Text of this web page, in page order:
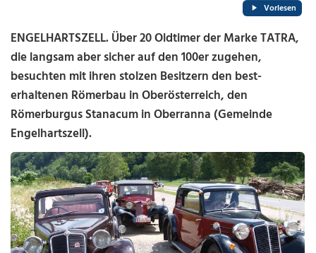
Vorlesen
ENGELHARTSZELL. Über 20 Oldtimer der Marke TATRA,
die langsam aber sicher auf den 100er zugehen,
besuchten mit ihren stolzen Besitzern den best-
erhaltenen Römerbau in Oberösterreich, den
Römerburgus Stanacum in Oberranna (Gemeinde
Engelhartszell).